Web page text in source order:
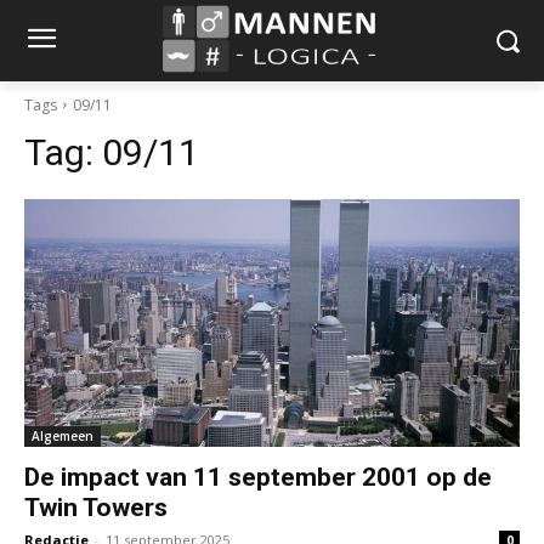
Tags 09/11
Tag: 09/11
Algemeen
De impact van 11 september 2001 op de
Twin Towers
Redactie - 11 september 2025 0